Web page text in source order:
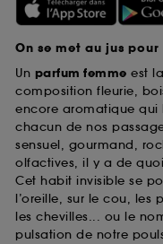
On se met au jus
Un parfum femme est
composition fleurie,
encore aromatique qui
chacun de nos
sensuel, gourmand,
olfactives, il y a de
Cet habit invisible se
l’oreille, sur le cou, les
les chevilles... ou le
pulsation de notre